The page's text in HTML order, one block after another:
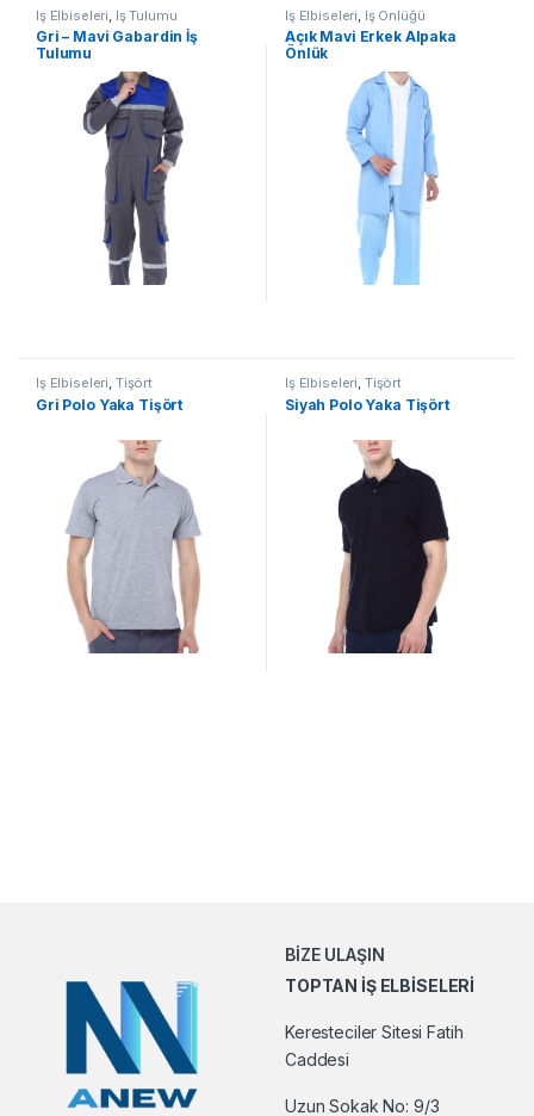
İş Elbiseleri İş Tulumu
Gri – Mavi Gabardin İş
Tulumu
İş Elbiseleri İş Önlüğü
Açık Mavi Erkek Alpaka
Önlük
İş Elbiseleri, Tişört
Gri Polo Yaka Tişört
İş Elbiseleri, Tişört
Siyah Polo Yaka Tişört
BİZE ULAŞIN
TOPTAN İŞ ELBİSELERİ
Keresteciler Sitesi Fatih
Caddesi
Uzun Sokak No: 9/3